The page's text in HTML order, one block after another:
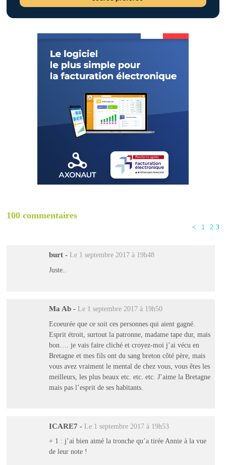
100 commentaires
< 1 2 3
burt - Le 1 septembre 2017 à 19h48
Juste..
Ma Ab - Le 1 septembre 2017 à 19h50
Ecoeurée que ce soit ces personnes qui aient gagné.
Esprit étroit, surtout la patronne, madame tape dur, mais
bon…. je vais faire cliché et croyez-moi j’ai vécu en
Bretagne et mes fils ont du sang breton côté père, mais
vous avez vraiment le mental de chez vous, vous êtes les
meilleurs, les plus beaux etc. etc. etc. J’aime la Bretagne
mais pas l’esprit de ses habitants.
ICARE7 - Le 1 septembre 2017 à 19h53
+ 1 : j’ai bien aimé la tronche qu’a tirée Annie à la vue
de leur note !